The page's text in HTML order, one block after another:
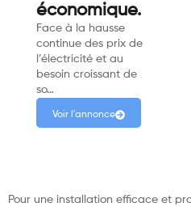
économique.
Face à la hausse
continue des prix de
l’électricité et au
besoin croissant de
so…
Voir l'annonce
Pour une installation efficace et